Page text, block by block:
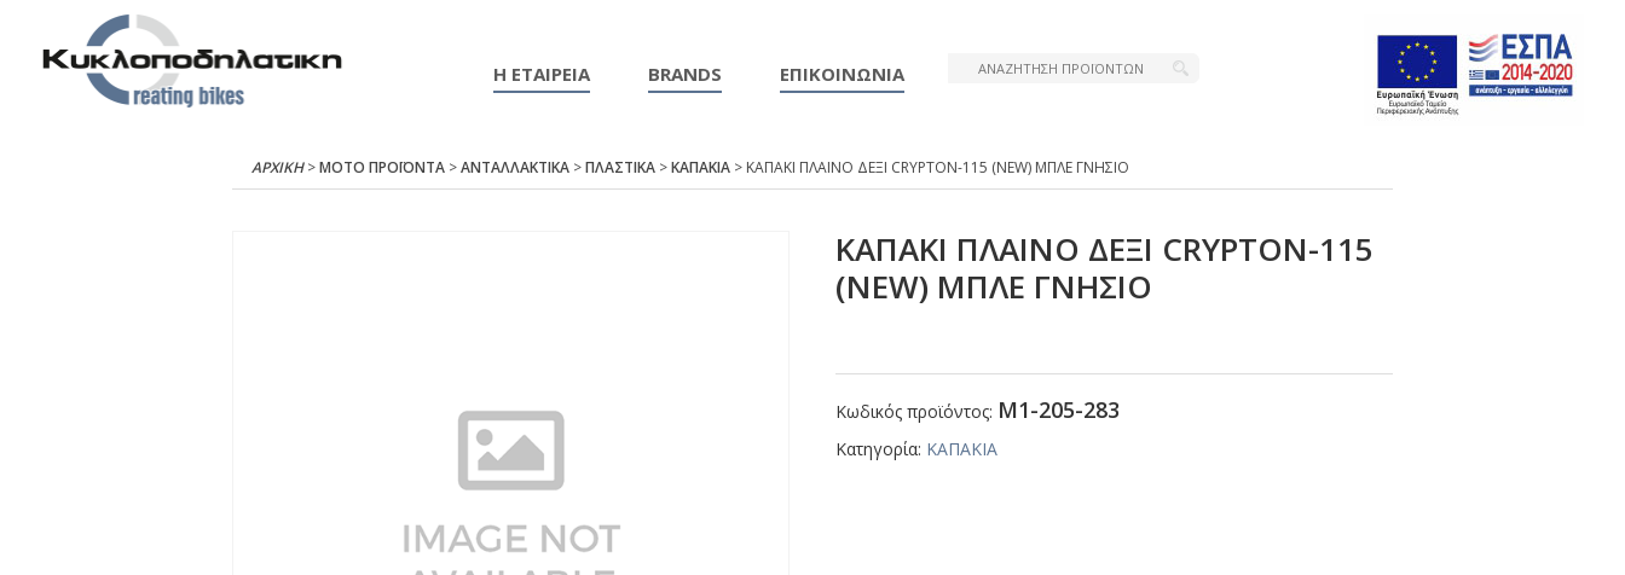
Η ΕΤΑΙΡΕΙΑ BRANDS ΕΠΙΚΟΙΝΩΝΙΑ
ΑΡΧΙΚΉ>ΜΟΤΟ ΠΡΟΪΟΝΤΑ>ΑΝΤΑΛΛΑΚΤΙΚΑ>ΠΛΑΣΤΙΚΑ>ΚΑΠΑΚΙΑ> ΚΑΠΑΚΙ ΠΛΑΙΝΟ ΔΕΞΙ CRΥΡΤΟΝ-115 (ΝΕW) ΜΠΛΕ ΓΝΗΣΙΟ
ΚΑΠΑΚΙ ΠΛΑΙΝΟ ΔΕΞΙ CRΥΡΤΟΝ-115
(ΝΕW) ΜΠΛΕ ΓΝΗΣΙΟ
Κωδικός προϊόντος: Μ1-205-283
Κατηγορία: ΚΑΠΑΚΙΑ